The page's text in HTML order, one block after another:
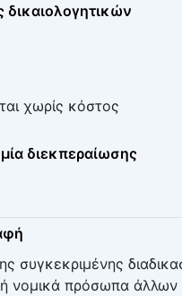
δικαιολογητικών
χωρίς κόστος
διεκπεραίωσης
συγκεκριμένης
νομικά πρόσωπα